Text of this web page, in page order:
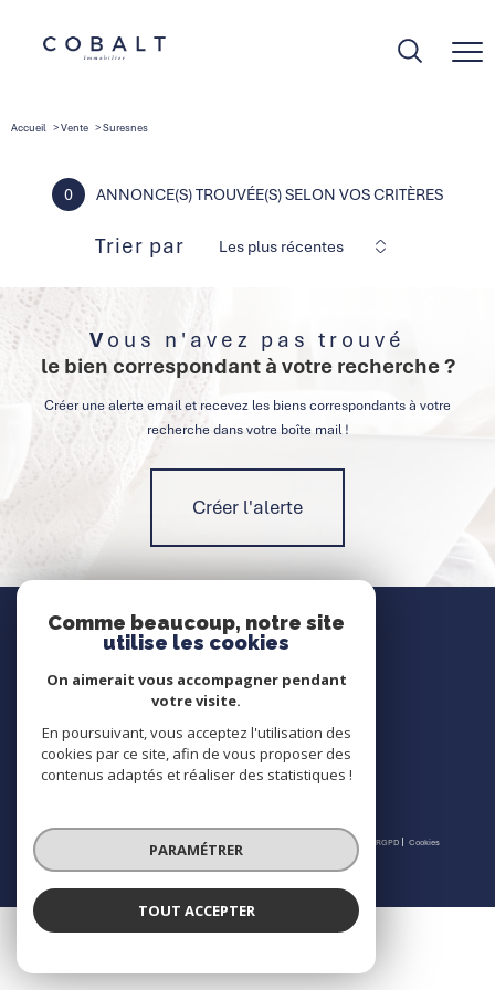
Accueil Vente Suresnes
0 ANNONCE(S) TROUVÉE(S) SELON VOS CRITÈRES
Trier par Les plus récentes
Vous n'avez pas trouvé
le bien correspondant à votre recherche ?
Créer une alerte email et recevez les biens correspondants à votre
recherche dans votre boîte mail !
Créer l'alerte
Nous contacter
Contact
Nous suivre
© 2026 | Tous droits réservés | Traduction powered by Google |
Mentions légales Politique RGPD Cookies
Comme beaucoup, notre site
utilise les cookies
On aimerait vous accompagner pendant
votre visite.
En poursuivant, vous acceptez l'utilisation des
cookies par ce site, afin de vous proposer des
contenus adaptés et réaliser des statistiques !
PARAMÉTRER
TOUT ACCEPTER